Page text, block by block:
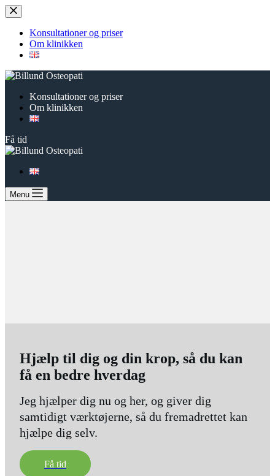
Fortsæt
til
indholdKonsultationer og priser
Om klinikken
Konsultationer og priser
Om klinikken
Få tid
Menu
Hjælp til dig og din krop, så du kan
få en bedre hverdag
Jeg hjælper dig nu og her, og giver dig
samtidigt værktøjerne, så du fremadrettet kan
hjælpe dig selv.
Få tid